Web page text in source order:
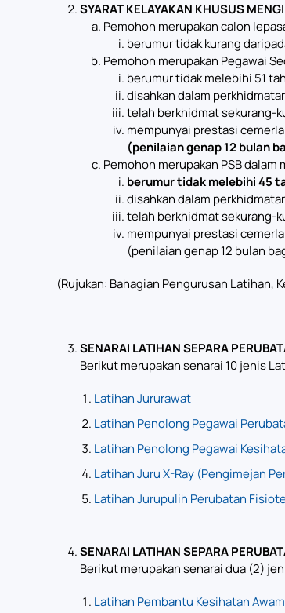
SYARAT KELAYAKAN KHUSUS
Pemohon merupakan calon
berumur tidak kurang
Pemohon merupakan Pegawai
berumur tidak melebihi 51
disahkan dalam
telah berkhidmat sekurang-
mempunyai prestasi
(penilaian genap 12 bulan
Pemohon merupakan PSB
berumur tidak melebihi 45
disahkan dalam
telah berkhidmat sekurang-
mempunyai prestasi
(penilaian genap 12 bulan
(Rujukan: Bahagian Pengurusan Latihan,
SENARAI LATIHAN SEPARA
Berikut merupakan senarai 10 jenis
Latihan Jururawat
Latihan Penolong Pegawai
Latihan Penolong Pegawai
Latihan Juru X-Ray (Pengimejan
Latihan Jurupulih Perubatan
SENARAI LATIHAN SEPARA
Berikut merupakan senarai dua (2)
Latihan Pembantu Kesihatan Awam